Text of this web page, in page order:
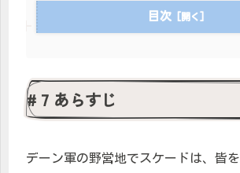
目次
# 7 あらすじ
デーン軍の野営地でスケードは、皆